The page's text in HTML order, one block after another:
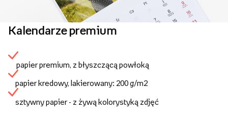
Kalendarze premium
papier premium, z błyszczącą powłoką
papier kredowy, lakierowany: 200 g/m2
sztywny papier - z żywą kolorystyką zdjęć